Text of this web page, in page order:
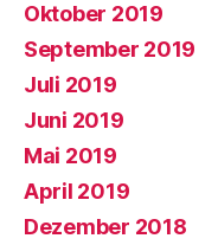
Oktober 2019
September 2019
Juli 2019
Juni 2019
Mai 2019
April 2019
Dezember 2018